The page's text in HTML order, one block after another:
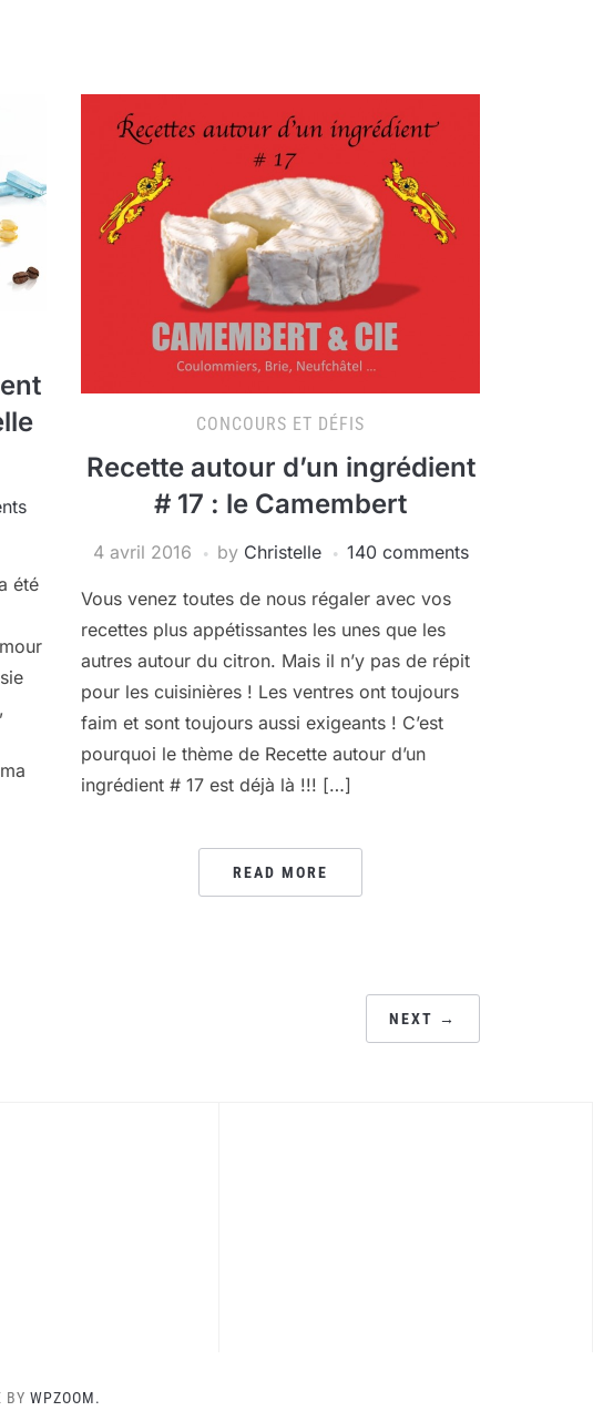
été
CONCOURS ET DÉFIS
Recette autour d’un ingrédient
# 17 : le Camembert
4 avril 2016 by Christelle 140 comments
Vous venez toutes de nous régaler avec vos
recettes plus appétissantes les unes que les
autres autour du citron. Mais il n’y pas de répit
pour les cuisinières ! Les ventres ont toujours
faim et sont toujours aussi exigeants ! C’est
pourquoi le thème de Recette autour d’un
ingrédient # 17 est déjà là !!! […]
READ MORE
NEXT →
BY WPZOOM.